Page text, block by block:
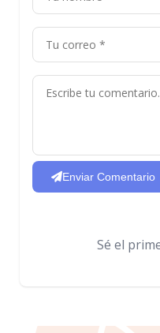
Enviar Comentario
Sé el